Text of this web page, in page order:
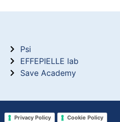
Psi
EFFEPIELLE lab
Save Academy
Privacy Policy Cookie Policy